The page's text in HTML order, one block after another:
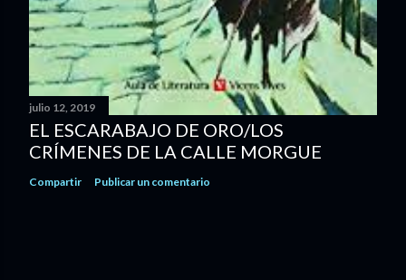
julio 12, 2019
EL ESCARABAJO DE ORO/LOS
CRÍMENES DE LA CALLE MORGUE
Compartir Publicar un comentario